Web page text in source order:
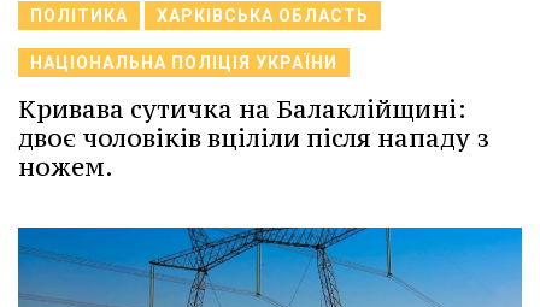
ПОЛІТИКА ХАРКІВСЬКА ОБЛАСТЬ
НАЦІОНАЛЬНА ПОЛІЦІЯ УКРАЇНИ
Кривава сутичка на Балаклійщині:
двоє чоловіків вціліли після нападу з
ножем.